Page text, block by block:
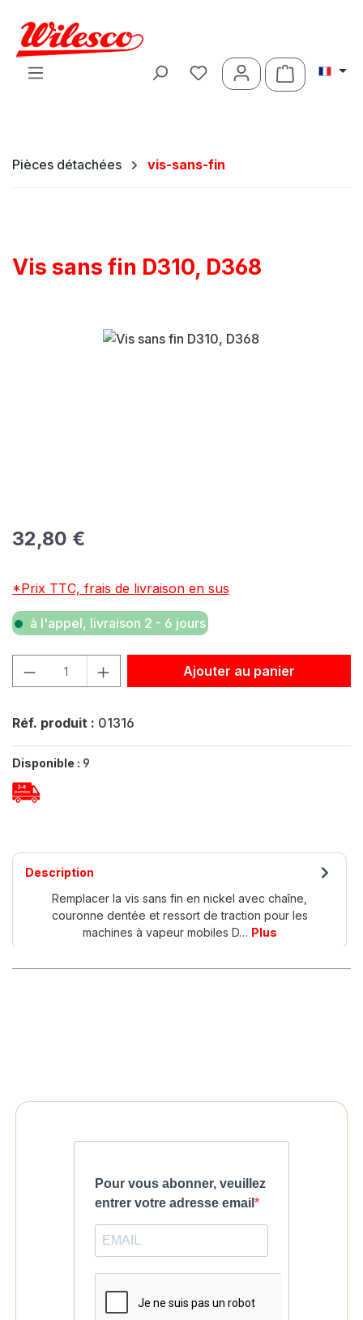
Passer au contenu principal
Le panier
Pièces détachées vis-sans-fin
Vis sans fin D310, D368
Ignorer la galerie d'images
Prix régulier :
32,80 €
*Prix TTC, frais de livraison en sus
à l'appel, livraison 2 - 6 jours
Quantité de produit : Entrez la quantité souhaitée ou
Ajouter au panier
Réf. produit : 01316
Disponible : 9
Description
Remplacer la vis sans fin en nickel avec chaîne,
couronne dentée et ressort de traction pour les
machines à vapeur mobiles D… Plus
Pour vous abonner, veuillez
entrer votre adresse email